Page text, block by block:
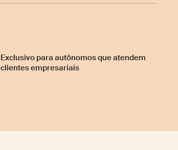
Exclusivo para autônomos que atendem
clientes empresariais